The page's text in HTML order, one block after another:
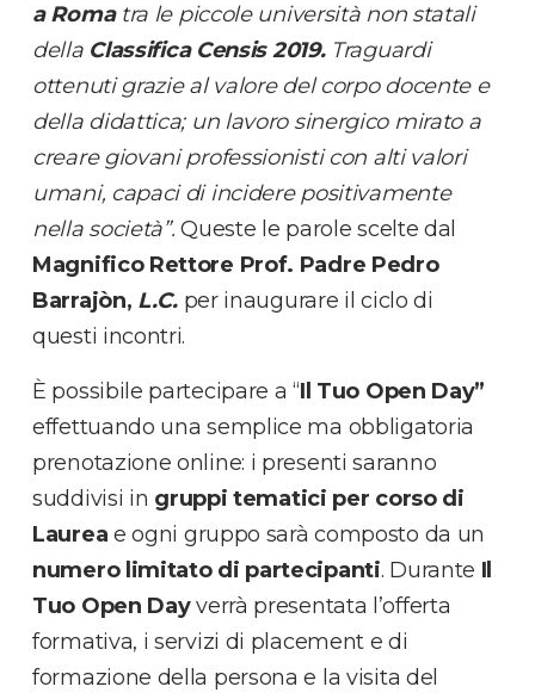
a Roma tra le piccole università non statali
della Classifica Censis 2019.Traguardi
ottenuti grazie al valore del corpo docente e
della didattica; un lavoro sinergico mirato a
creare giovani professionisti con alti valori
umani, capaci di incidere positivamente
nella società”.Queste le parole scelte dal
Magnifico Rettore Prof. Padre Pedro
Barrajòn, L.C. per inaugurare il ciclo di
questi incontri.
È possibile partecipare a “Il Tuo Open Day”
effettuando una semplice ma obbligatoria
prenotazione online: i presenti saranno
suddivisi in gruppi tematici per corso di
Laurea e ogni gruppo sarà composto da un
numero limitato di partecipanti. Durante Il
Tuo Open Dayverrà presentata l’offerta
formativa, i servizi di placement e di
formazione della persona e la visita del